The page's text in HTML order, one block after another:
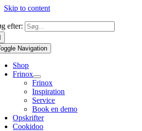
Skip to content
efter:
Navigation
Shop
Frinox
Frinox
Inspiration
Service
Book en demo
Opskrifter
Cookidoo